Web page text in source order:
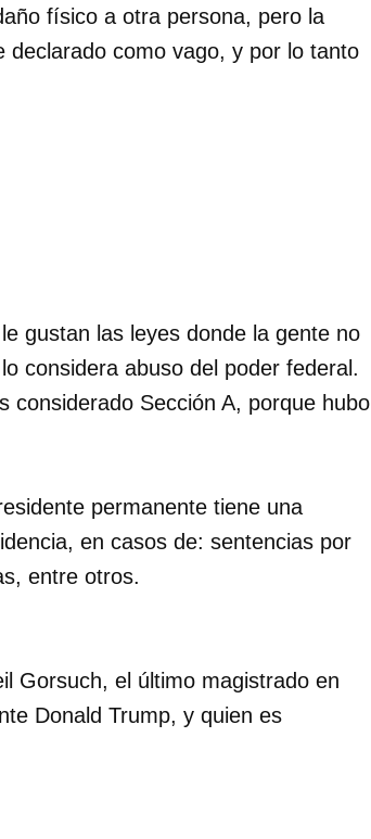
físico a otra persona, pero la
declarado como vago, y por lo tanto
gustan las leyes donde la gente no
considera abuso del poder federal.
considerado Sección A, porque hubo
permanente tiene una
en casos de: sentencias por
entre otros.
Gorsuch, el último magistrado en
Donald Trump, y quien es